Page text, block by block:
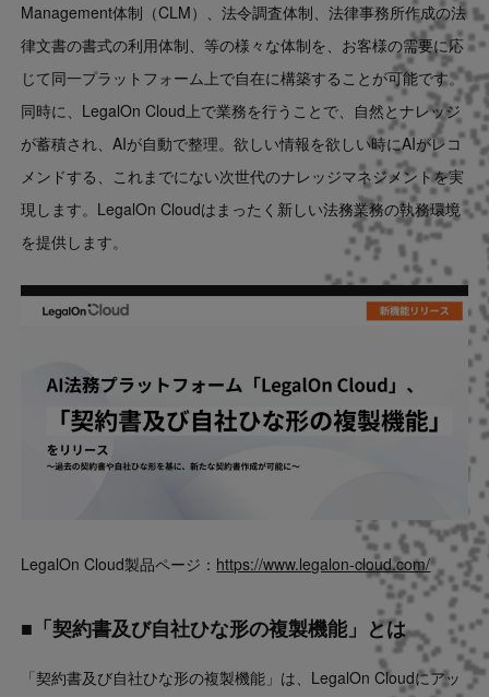
Management体制（CLM）、法令調査体制、法律事務所作成の法
律文書の書式の利用体制、等の様々な体制を、お客様の需要に応
じて同一プラットフォーム上で自在に構築することが可能です。
同時に、LegalOn Cloud上で業務を行うことで、自然とナレッジ
が蓄積され、AIが自動で整理。欲しい情報を欲しい時にAIがレコ
メンドする、これまでにない次世代のナレッジマネジメントを実
現します。LegalOn Cloudはまったく新しい法務業務の執務環境
を提供します。
LegalOn Cloud製品ページ： https://www.legalon-cloud.com/
■「契約書及び自社ひな形の複製機能」とは
「契約書及び自社ひな形の複製機能」は、LegalOn Cloudにアッ